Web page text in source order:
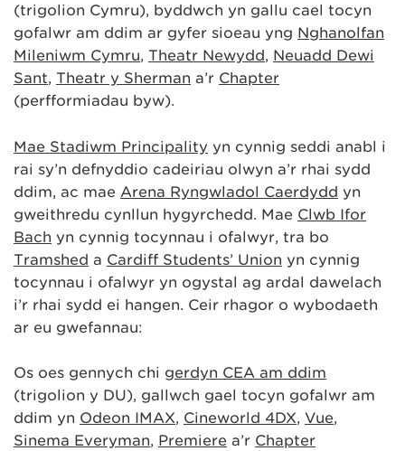
(trigolion Cymru), byddwch yn gallu cael tocyn
gofalwr am ddim ar gyfer sioeau yng Nghanolfan
Mileniwm Cymru, Theatr Newydd, Neuadd Dewi
Sant, Theatr y Sherman a’r Chapter
(perfformiadau byw).
Mae Stadiwm Principality yn cynnig seddi anabl i
rai sy’n defnyddio cadeiriau olwyn a’r rhai sydd
ddim, ac mae Arena Ryngwladol Caerdydd yn
gweithredu cynllun hygyrchedd. Mae Clwb Ifor
Bach yn cynnig tocynnau i ofalwyr, tra bo
Tramshed a Cardiff Students’ Union yn cynnig
tocynnau i ofalwyr yn ogystal ag ardal dawelach
i’r rhai sydd ei hangen. Ceir rhagor o wybodaeth
ar eu gwefannau:
Os oes gennych chi gerdyn CEA am ddim
(trigolion y DU), gallwch gael tocyn gofalwr am
ddim yn Odeon IMAX, Cineworld 4DX, Vue,
Sinema Everyman, Premiere a’r Chapter